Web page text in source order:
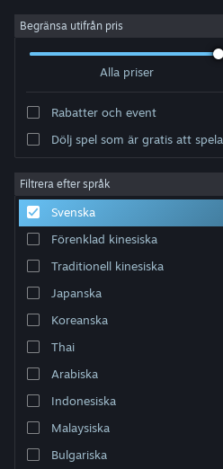
Logga in
Om
Support
Byt språk
Skaffa Steams mobilapp
Se skrivbordswebbplats
Begränsa utifrån pris
Alla priser
Rabatter och event
Dölj spel som är gratis att spela
Filtrera efter språk
Svenska
Förenklad kinesiska
Traditionell kinesiska
Japanska
Koreanska
Thai
Arabiska
Indonesiska
Malaysiska
Bulgariska
Utvecklare: gurkenlabs
Sortera efter Relevans
0 träffar matchade din sökning. 1 titel har
dina preferenser.